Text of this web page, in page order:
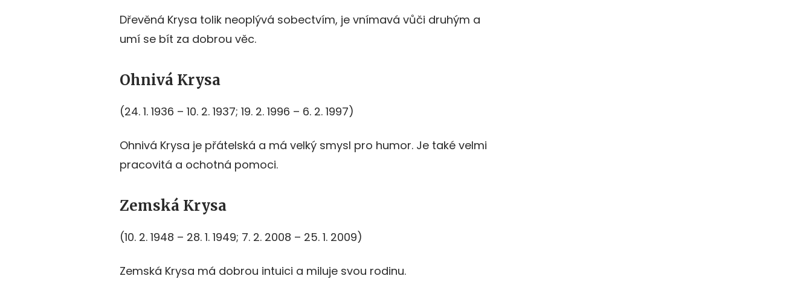
Dřevěná Krysa tolik neoplývá sobectvím, je vnímavá vůči druhým a
umí se bít za dobrou věc.
Ohnivá Krysa
(24. 1. 1936 – 10. 2. 1937; 19. 2. 1996 – 6. 2. 1997)
Ohnivá Krysa je přátelská a má velký smysl pro humor. Je také velmi
pracovitá a ochotná pomoci.
Zemská Krysa
(10. 2. 1948 – 28. 1. 1949; 7. 2. 2008 – 25. 1. 2009)
Zemská Krysa má dobrou intuici a miluje svou rodinu.